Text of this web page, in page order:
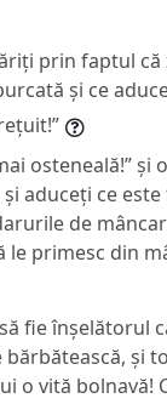
prin faptul că
și ce
osteneală!” și
aduceți ce
de
le primesc din
fie înșelătorul
și
o vită bolnavă!